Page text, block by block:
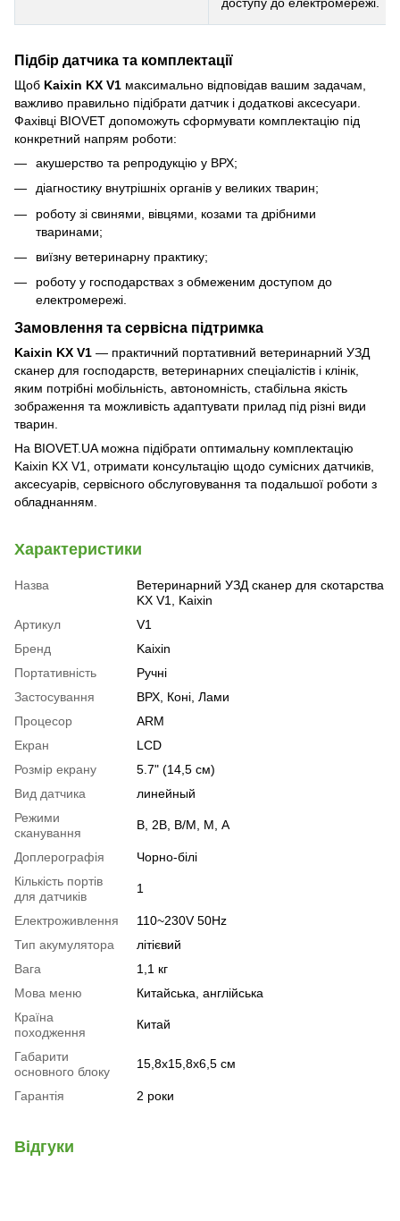
Підбір датчика та комплектації
Щоб Kaixin KX V1 максимально відповідав вашим задачам,
важливо правильно підібрати датчик і додаткові аксесуари.
Фахівці BIOVET допоможуть сформувати комплектацію під
конкретний напрям роботи:
акушерство та репродукцію у ВРХ;
діагностику внутрішніх органів у великих тварин;
роботу зі свинями, вівцями, козами та дрібними
тваринами;
виїзну ветеринарну практику;
роботу у господарствах з обмеженим доступом до
електромережі.
Замовлення та сервісна підтримка
Kaixin KX V1 — практичний портативний ветеринарний УЗД
сканер для господарств, ветеринарних спеціалістів і клінік,
яким потрібні мобільність, автономність, стабільна якість
зображення та можливість адаптувати прилад під різні види
тварин.
На BIOVET.UA можна підібрати оптимальну комплектацію
Kaixin KX V1, отримати консультацію щодо сумісних датчиків,
аксесуарів, сервісного обслуговування та подальшої роботи з
обладнанням.
Характеристики
Назва
Ветеринарний УЗД сканер для скотарства
KX V1, Kaixin
Артикул
V1
Бренд
Kaixin
Портативність
Ручні
Застосування
ВРХ, Коні, Лами
Процесор
ARM
Екран
LCD
Розмір екрану
5.7" (14,5 см)
Вид датчика
линейный
Режими
сканування
B, 2B, B/M, M, А
Доплерографія
Чорно-білі
Кількість портів
для датчиків
1
Електроживлення
110~230V 50Hz
Тип акумулятора
літієвий
Вага
1,1 кг
Мова меню
Китайська, англійська
Країна
походження
Китай
Габарити
основного блоку
15,8х15,8х6,5 см
Гарантія 2 роки
Відгуки